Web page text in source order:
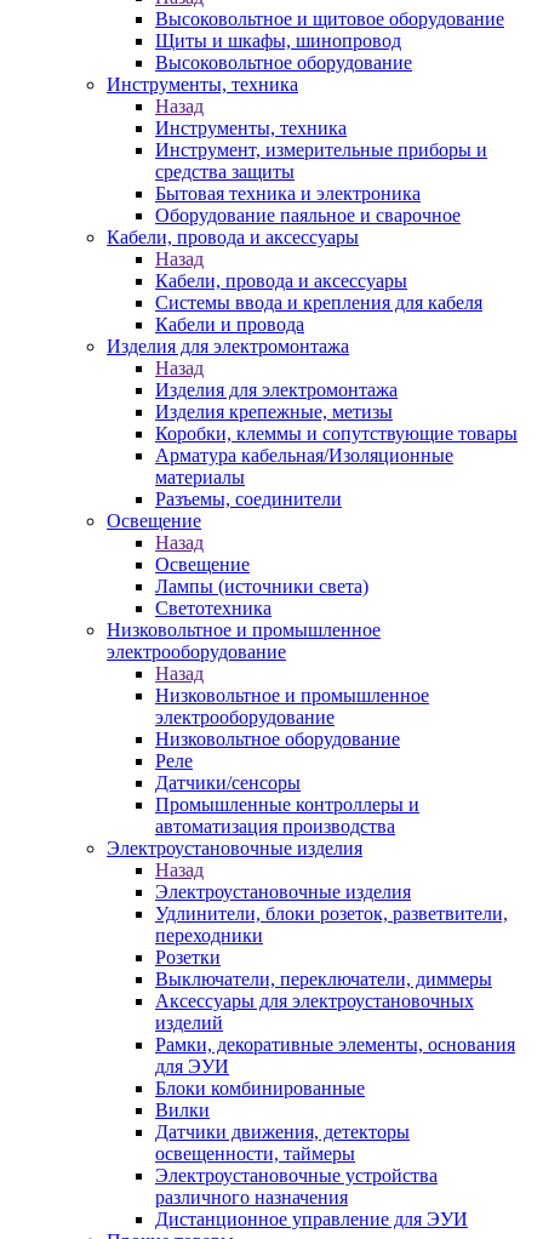
Высоковольтное и щитовое оборудование
Щиты и шкафы, шинопровод
Высоковольтное оборудование
Инструменты, техника
Назад
Инструменты, техника
Инструмент, измерительные приборы и
средства защиты
Бытовая техника и электроника
Оборудование паяльное и сварочное
Кабели, провода и аксессуары
Назад
Кабели, провода и аксессуары
Системы ввода и крепления для кабеля
Кабели и провода
Изделия для электромонтажа
Назад
Изделия для электромонтажа
Изделия крепежные, метизы
Коробки, клеммы и сопутствующие товары
Арматура кабельная/Изоляционные
материалы
Разъемы, соединители
Освещение
Назад
Освещение
Лампы (источники света)
Светотехника
Низковольтное и промышленное
электрооборудование
Назад
Низковольтное и промышленное
электрооборудование
Низковольтное оборудование
Реле
Датчики/сенсоры
Промышленные контроллеры и
автоматизация производства
Электроустановочные изделия
Назад
Электроустановочные изделия
Удлинители, блоки розеток, разветвители,
переходники
Розетки
Выключатели, переключатели, диммеры
Аксессуары для электроустановочных
изделий
Рамки, декоративные элементы, основания
для ЭУИ
Блоки комбинированные
Вилки
Датчики движения, детекторы
освещенности, таймеры
Электроустановочные устройства
различного назначения
Дистанционное управление для ЭУИ